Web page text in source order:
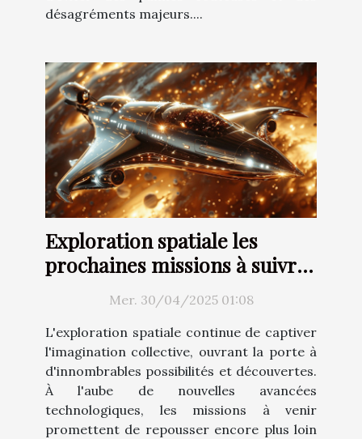
désagréments majeurs....
Exploration spatiale les
prochaines missions à suivre
Mer. 30/04/2025 01:08
L'exploration spatiale continue de captiver
l'imagination collective, ouvrant la porte à
d'innombrables possibilités et découvertes.
À l'aube de nouvelles avancées
technologiques, les missions à venir
promettent de repousser encore plus loin